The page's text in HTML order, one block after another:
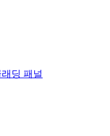
딩 패널